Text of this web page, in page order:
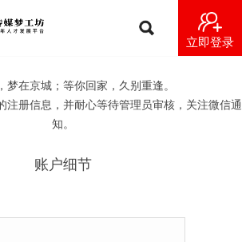
立即登录
梦在京城；等你回家，久别重逢。
注册信息，并耐心等待管理员审核，关注微信通
知。
账户细节